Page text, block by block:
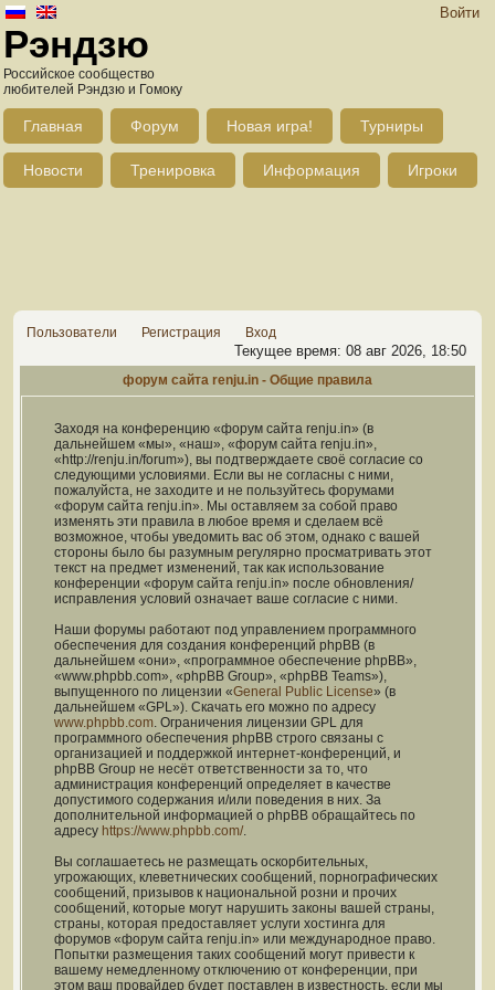
Войти
Рэндзю
Российское сообщество
любителей Рэндзю и Гомоку
Главная Форум Новая игра! Турниры
Новости Тренировка Информация Игроки
Пользователи Регистрация Вход
Текущее время: 08 авг 2026, 18:50
форум сайта renju.in - Общие правила
Заходя на конференцию «форум сайта renju.in» (в
дальнейшем «мы», «наш», «форум сайта renju.in»,
«http://renju.in/forum»), вы подтверждаете своё согласие со
следующими условиями. Если вы не согласны с ними,
пожалуйста, не заходите и не пользуйтесь форумами
«форум сайта renju.in». Мы оставляем за собой право
изменять эти правила в любое время и сделаем всё
возможное, чтобы уведомить вас об этом, однако с вашей
стороны было бы разумным регулярно просматривать этот
текст на предмет изменений, так как использование
конференции «форум сайта renju.in» после обновления/
исправления условий означает ваше согласие с ними.
Наши форумы работают под управлением программного
обеспечения для создания конференций phpBB (в
дальнейшем «они», «программное обеспечение phpBB»,
«www.phpbb.com», «phpBB Group», «phpBB Teams»),
выпущенного по лицензии «General Public License» (в
дальнейшем «GPL»). Скачать его можно по адресу
www.phpbb.com. Ограничения лицензии GPL для
программного обеспечения phpBB строго связаны с
организацией и поддержкой интернет-конференций, и
phpBB Group не несёт ответственности за то, что
администрация конференций определяет в качестве
допустимого содержания и/или поведения в них. За
дополнительной информацией о phpBB обращайтесь по
адресу https://www.phpbb.com/.
Вы соглашаетесь не размещать оскорбительных,
угрожающих, клеветнических сообщений, порнографических
сообщений, призывов к национальной розни и прочих
сообщений, которые могут нарушить законы вашей страны,
страны, которая предоставляет услуги хостинга для
форумов «форум сайта renju.in» или международное право.
Попытки размещения таких сообщений могут привести к
вашему немедленному отключению от конференции, при
этом ваш провайдер будет поставлен в известность, если мы